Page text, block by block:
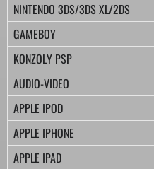
NINTENDO 3DS/3DS XL/2DS
GAMEBOY
KONZOLY PSP
AUDIO-VIDEO
APPLE IPOD
APPLE IPHONE
APPLE IPAD